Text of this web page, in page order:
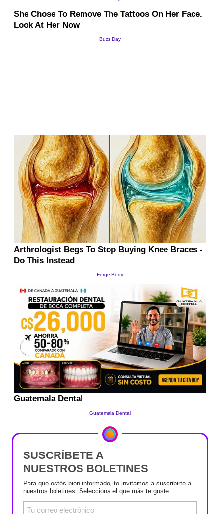
SUSCRÍBETE A
NUESTROS BOLETINES
Para que estés bien informado, te invitamos a suscribirte a
nuestros boletines. Selecciona el que más te guste.